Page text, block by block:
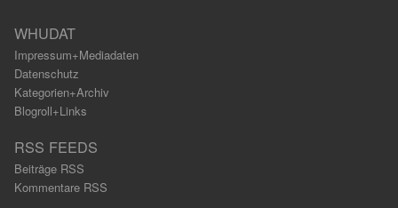
WHUDAT
Impressum+Mediadaten
Datenschutz
Kategorien+Archiv
Blogroll+Links
RSS FEEDS
Beiträge RSS
Kommentare RSS